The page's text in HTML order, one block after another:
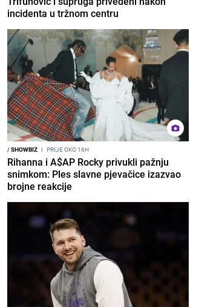
incidenta u tržnom centru
/SHOWBIZ I PRIJE OKO 16H
Rihanna i A$AP Rocky privukli pažnju
snimkom: Ples slavne pjevačice izazvao
brojne reakcije